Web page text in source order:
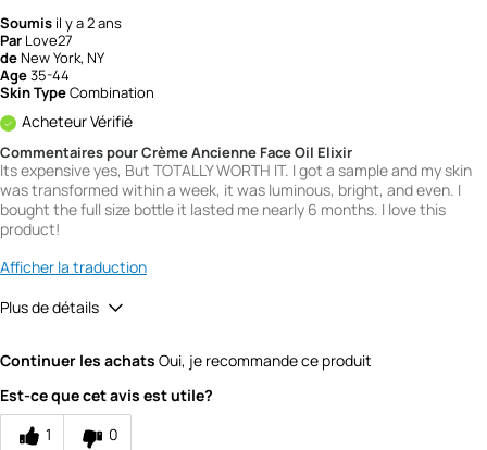
Soumis il y a 2 ans
Par Love27
deNew York, NY
Age35-44
Skin TypeCombination
Acheteur Vérifié
Commentaires pour Crème Ancienne Face Oil Elixir
Its expensive yes, But TOTALLY WORTH IT. I got a sample and my skin
was transformed within a week, it was luminous, bright, and even. I
bought the full size bottle it lasted me nearly 6 months. I love this
product!
Afficher la traduction
Plus de détails
Continuer les achats Oui, je recommande ce produit
Est-ce que cet avis est utile?
1
0